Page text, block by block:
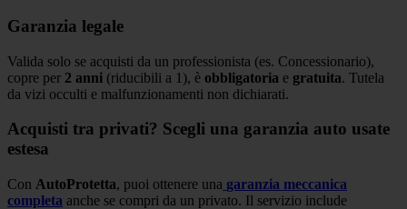
Garanzia legale
Valida solo se acquisti da un professionista (es. Concessionario),
copre per 2 anni (riducibili a 1), è obbligatoria e gratuita. Tutela
da vizi occulti e malfunzionamenti non dichiarati.
Acquisti tra privati? Scegli una garanzia auto usate
estesa
Con AutoProtetta, puoi ottenere una garanzia meccanica
completa anche se compri da un privato. Il servizio include